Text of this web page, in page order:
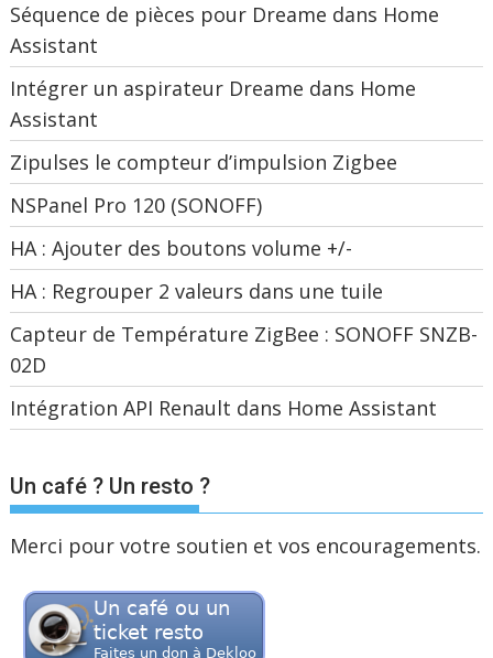
Séquence de pièces pour Dreame dans Home
Assistant
Intégrer un aspirateur Dreame dans Home
Assistant
Zipulses le compteur d’impulsion Zigbee
NSPanel Pro 120 (SONOFF)
HA : Ajouter des boutons volume +/-
HA : Regrouper 2 valeurs dans une tuile
Capteur de Température ZigBee : SONOFF SNZB-
02D
Intégration API Renault dans Home Assistant
Un café ? Un resto ?
Merci pour votre soutien et vos encouragements.